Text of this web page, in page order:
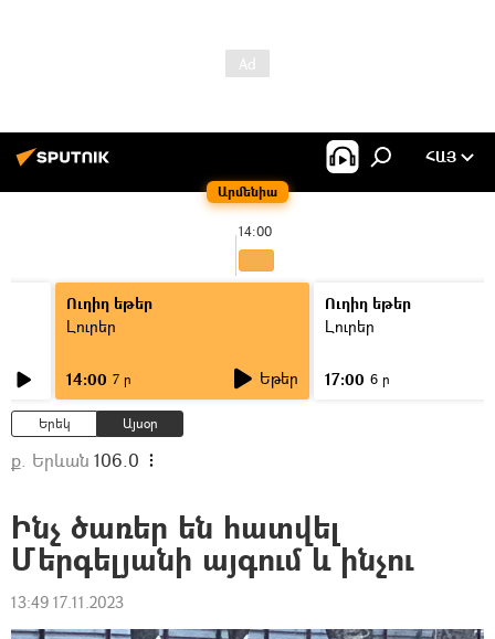
Արմենիա
ՀԱՅ
14:00
Ուղիղ եթեր
Լուրեր
14:00 7 ր Եթեր
Ուղիղ եթեր
Լուրեր
17:00 6 ր
Երեկ Այսօր
ք. Երևան 106.0
Ինչ ծառեր են հատվել
Մերգելյանի այգում և ինչու
13:49 17.11.2023